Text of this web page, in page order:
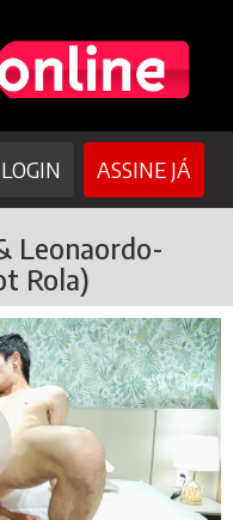
ASSINE JÁ
LOGIN
Leonaordo-
Rola)